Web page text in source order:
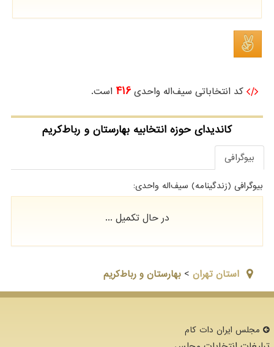
کد انتخاباتی سیف‌اله واحدی 416 است.
کاندیدای حوزه انتخابیه بهارستان و رباط‌کریم
بیوگرافی
بیوگرافی (زندگینامه) سیف‌اله واحدی:
در حال تکمیل ...
استان تهران > بهارستان و رباط‌کریم
مجلس ایران دات كام